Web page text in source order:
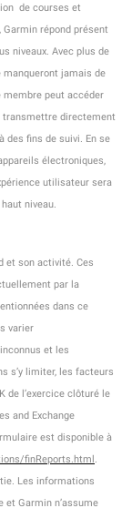
de courses et
répond présent
niveaux. Avec plus de
jamais de
membre peut accéder
transmettre directement
des fins de suivi. En se
électroniques,
utilisateur sera
niveau.
et son activité. Ces
par la
dans ce
varier
et les
s’y limiter, les facteurs
de l’exercice clôturé le
and Exchange
est disponible à
finReports.html.
Les informations
et Garmin n’assume